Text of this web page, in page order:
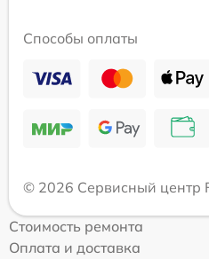
Способы оплаты
© 2026 Сервисный центр
Стоимость ремонта
Оплата и доставка